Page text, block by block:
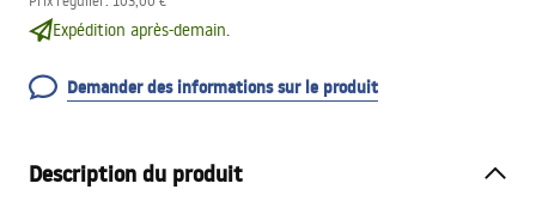
Expédition après-demain.
Demander des informations sur le produit
Description du produit